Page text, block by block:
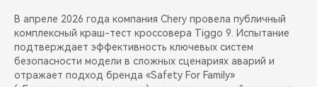
В апреле 2026 года компания Chery провела публичный
комплексный краш-тест кроссовера Tiggo 9. Испытание
подтверждает эффективность ключевых систем
безопасности модели в сложных сценариях аварий и
отражает подход бренда «Safety For Family»